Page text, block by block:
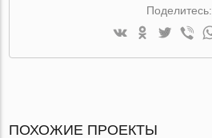
Поделитесь:
ПОХОЖИЕ ПРОЕКТЫ